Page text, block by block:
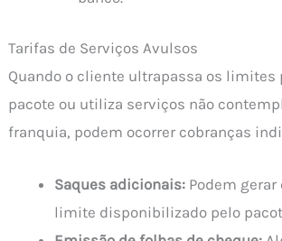
Tarifas de Serviços Avulsos
Quando o cliente ultrapassa os limites
pacote ou utiliza serviços não
franquia, podem ocorrer cobranças
Saques adicionais: Podem
limite disponibilizado pelo